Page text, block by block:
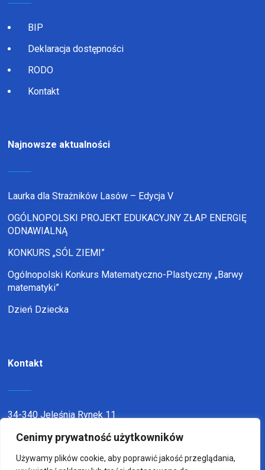
Cenimy prywatność użytkowników
Używamy plików cookie, aby poprawić jakość przeglądania,
BIP
Deklaracja dostępności
RODO
Kontakt
Najnowsze aktualności
Laurka dla Strażników Lasów – Edycja V
OGÓLNOPOLSKI PROJEKT EDUKACYJNY ZŁAP ENERGIĘ
ODNAWIALNĄ
KONKURS „SÓL ZIEMI”
Ogólnopolski Konkurs Matematyczno-Plastyczny „Barwy
matematyki”
Dzień Dziecka
Kontakt
34-340 Jeleśnia Rynek 11
telefon:338636116
email:sp1jel@op.pl